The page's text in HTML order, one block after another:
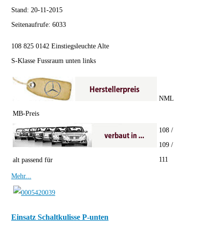
Stand: 20-11-2015
Seitenaufrufe: 6033
108 825 0142 Einstiegsleuchte Alte
S-Klasse Fussraum unten links
MB-Preis
NML
alt passend für
108 /
109 /
111
Mehr...
Einsatz Schaltkulisse P-unten